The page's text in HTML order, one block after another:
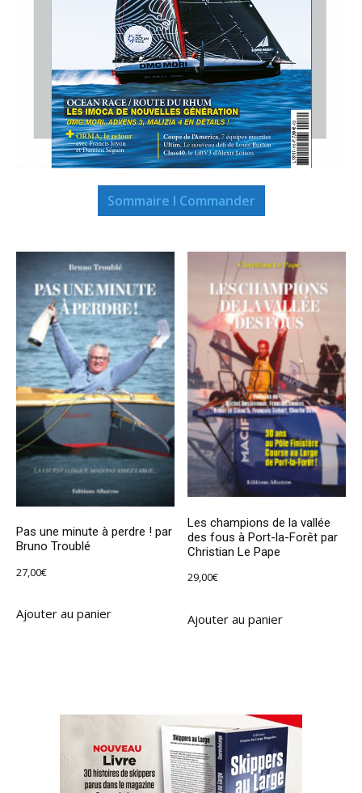
Sommaire I Commander
Pas une minute à perdre ! par
Bruno Troublé
27,00€
Ajouter au panier
Les champions de la vallée
des fous à Port-la-Forêt par
Christian Le Pape
29,00€
Ajouter au panier